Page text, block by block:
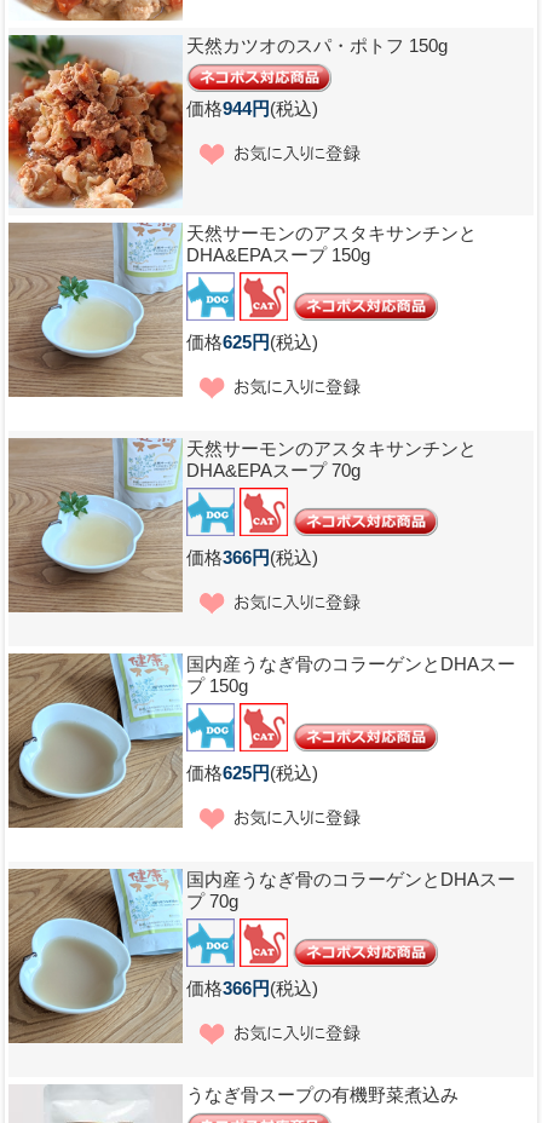
天然カツオのスパ・ポトフ 150g
価格944円(税込)
天然サーモンのアスタキサンチンと
DHA&EPAスープ 150g
価格625円(税込)
天然サーモンのアスタキサンチンと
DHA&EPAスープ 70g
価格366円(税込)
国内産うなぎ骨のコラーゲンとDHAスー
プ 150g
価格625円(税込)
国内産うなぎ骨のコラーゲンとDHAスー
プ 70g
価格366円(税込)
うなぎ骨スープの有機野菜煮込み